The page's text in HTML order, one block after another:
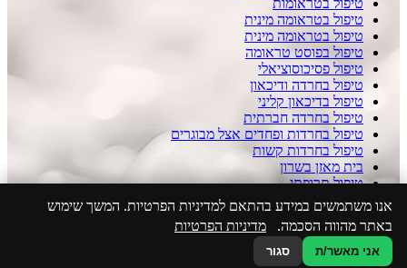
טיפול בטראומות
טיפול בטראומה מינית
טיפול בטראומה מינית
טיפול בפוסט טראומה
טיפול פסיכוסוציאלי
טיפול בחרדה ודיכאון
טיפול בדיכאון קליני
טיפול בחרדה חברתית
טיפול בחרדות ופחדים אצל מבוגרים
טיפול בחרדות קשות
בית מאזן בשרון
טיפול תרופתי
הצהרת נגישות
מדיניות הפרטיות באתר
בניית אתרים בעיצוב אישי
050-5923086
WhatsApp
אנו משתמשים במידע בהתאם למדיניות הפרטיות. המשך שימוש
באתר מהווה הסכמה. מדיניות הפרטיות
אני מאשר/ת סגור